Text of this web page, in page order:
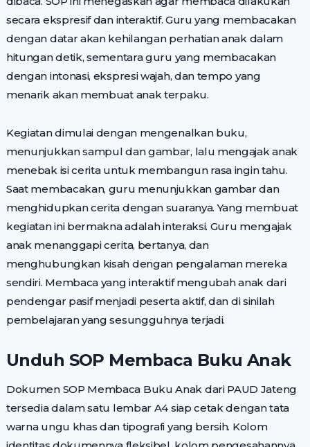
secara ekspresif dan interaktif. Guru yang membacakan
dengan datar akan kehilangan perhatian anak dalam
hitungan detik, sementara guru yang membacakan
dengan intonasi, ekspresi wajah, dan tempo yang
menarik akan membuat anak terpaku.
Kegiatan dimulai dengan mengenalkan buku,
menunjukkan sampul dan gambar, lalu mengajak anak
menebak isi cerita untuk membangun rasa ingin tahu.
Saat membacakan, guru menunjukkan gambar dan
menghidupkan cerita dengan suaranya. Yang membuat
kegiatan ini bermakna adalah interaksi. Guru mengajak
anak menanggapi cerita, bertanya, dan
menghubungkan kisah dengan pengalaman mereka
sendiri. Membaca yang interaktif mengubah anak dari
pendengar pasif menjadi peserta aktif, dan di sinilah
pembelajaran yang sesungguhnya terjadi.
Unduh SOP Membaca Buku Anak
Dokumen SOP Membaca Buku Anak dari PAUD Jateng
tersedia dalam satu lembar A4 siap cetak dengan tata
warna ungu khas dan tipografi yang bersih. Kolom